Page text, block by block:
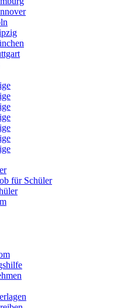
für Schüler